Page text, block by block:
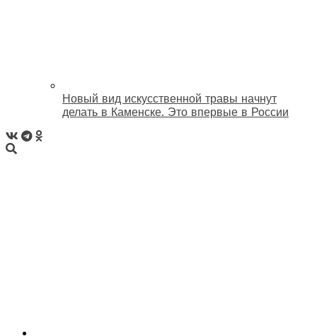
Новый вид искусственной травы начнут
делать в Каменске. Это впервые в России